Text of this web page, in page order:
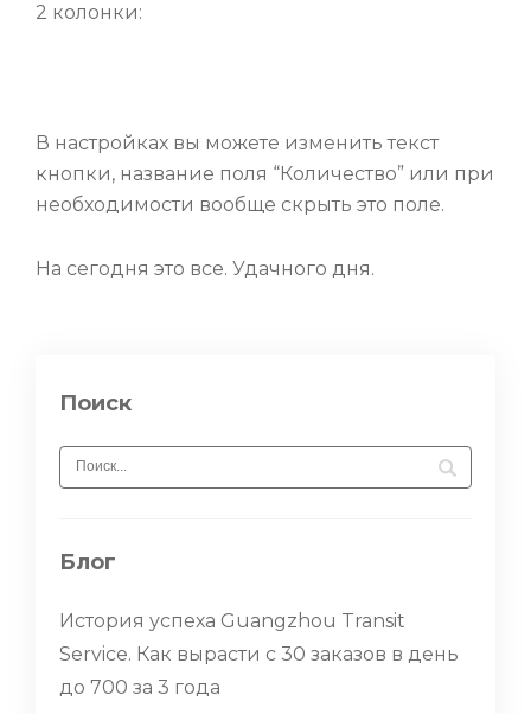
2 колонки:
В настройках вы можете изменить текст
кнопки, название поля “Количество” или при
необходимости вообще скрыть это поле.
На сегодня это все. Удачного дня.
Поиск
Блог
История успеха Guangzhou Transit
Service. Как вырасти с 30 заказов в день
до 700 за 3 года